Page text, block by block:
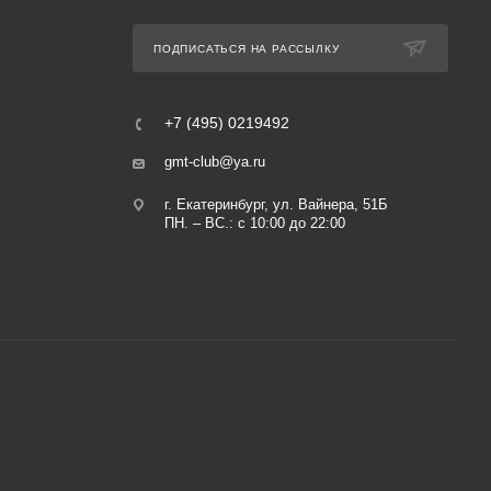
ПОДПИСАТЬСЯ НА РАССЫЛКУ
+7 (495) 0219492
gmt-club@ya.ru
г. Екатеринбург, ул. Вайнера, 51Б
ПН. – ВС.: с 10:00 до 22:00